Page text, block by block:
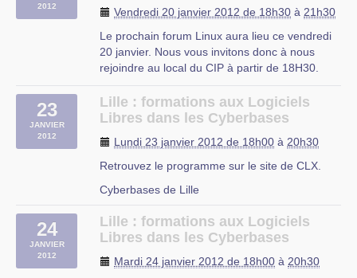
(contributeur Mozilla et (…)
Université de Mons
Campus Plaine de Nimy, avenue Maistriau,
2012
Vendredi 20 janvier 2012 de 18h30 à 21h30
Le prochain forum Linux aura lieu ce vendredi
20 janvier. Nous vous invitons donc à nous
rejoindre au local du CIP à partir de 18H30.
CIP Proville
23
JANVIER
2012
Lille : formations aux Logiciels
Libres dans les Cyberbases
Lundi 23 janvier 2012 de 18h00 à 20h30
Retrouvez le programme sur le site de CLX.
Cyberbases de Lille
24
JANVIER
2012
Lille : formations aux Logiciels
Libres dans les Cyberbases
Mardi 24 janvier 2012 de 18h00 à 20h30